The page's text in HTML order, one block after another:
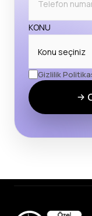
KONU
Gizlilik